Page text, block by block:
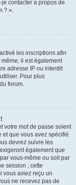
je contacter à propos de
? ».
les inscriptions afin
il est également
adresse IP ou interdit
Pour plus
forum.
votre mot de passe soient
et que vous avez spécifié
devrez suivre les
également que
vous-même ou soit par
session ; cette
vous aviez reçu un
ne recevez pas de